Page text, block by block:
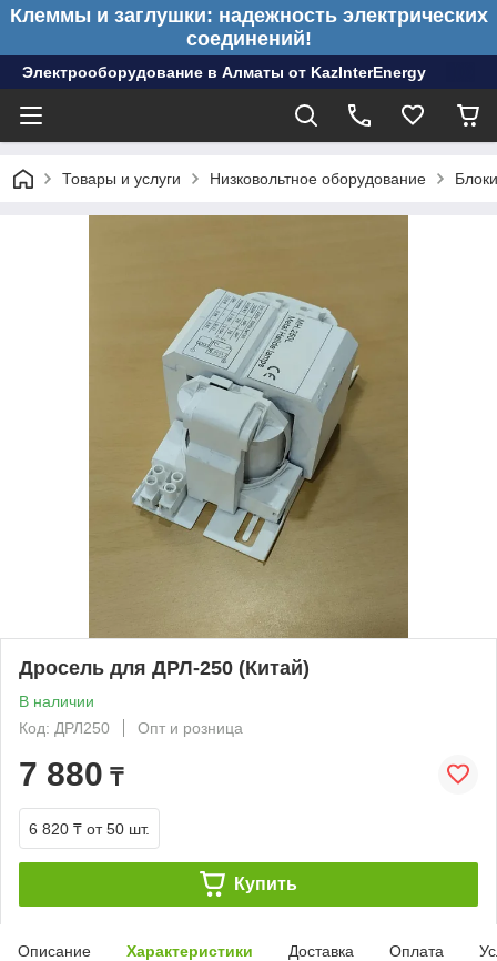
Клеммы и заглушки: надежность электрических
соединений!
Электрооборудование в Алматы от KazInterEnergy
Товары и услуги Низковольтное оборудование
Дросель для ДРЛ-250 (Китай)
В наличии
Код: ДРЛ250
Опт и розница
7 880 ₸
6 820 ₸ от 50 шт.
Купить
Описание Характеристики Доставка Оплата